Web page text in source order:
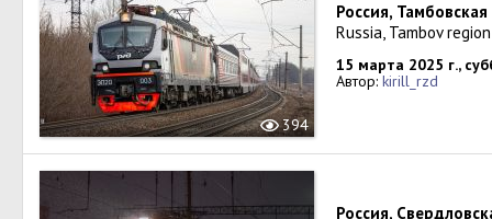
394
Россия,
Russia, Tambov
15 марта 2025 г.,
Автор: kirill_rzd
Россия,